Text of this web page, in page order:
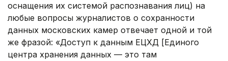
оснащения их системой распознавания лиц) на
любые вопросы журналистов о сохранности
данных московских камер отвечает одной и той
же фразой: «Доступ к данным ЕЦХД [Единого
центра хранения данных — это там